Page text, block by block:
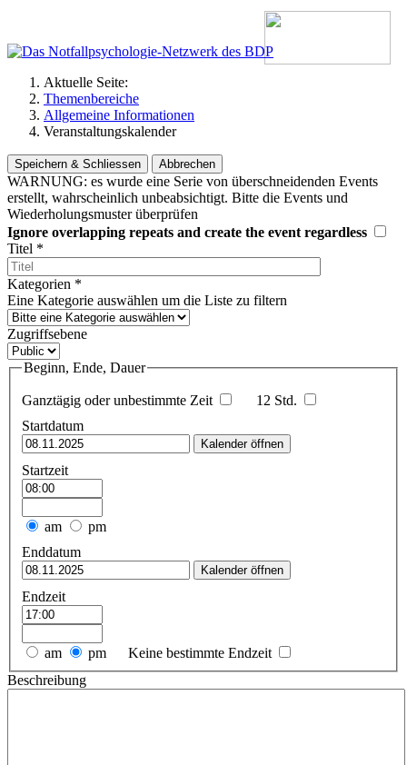
Aktuelle Seite:
Themenbereiche
Allgemeine Informationen
Veranstaltungskalender
Speichern & Schliessen Abbrechen
WARNUNG: es wurde eine Serie von überschneidenden Events
erstellt, wahrscheinlich unbeabsichtigt. Bitte die Events und
Wiederholungsmuster überprüfen
Ignore overlapping repeats and create the event regardless
Titel *
Kategorien *
Eine Kategorie auswählen um die Liste zu filtern
Zugriffsebene
Beginn, Ende, Dauer
Ganztägig oder unbestimmte Zeit
12 Std.
Startdatum
Kalender öffnen
Startzeit
am
pm
Enddatum
Kalender öffnen
Endzeit
am pm
Keine bestimmte Endzeit
Beschreibung